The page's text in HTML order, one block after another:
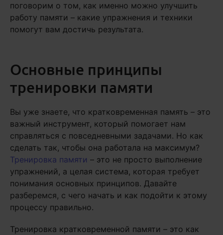
поговорим о том, как именно можно улучшить
работу памяти – какие упражнения и техники
помогут вам достичь результата.
Основные принципы
тренировки памяти
Вы уже знаете, что кратковременная память – это
важный инструмент, который помогает нам
справляться с повседневными задачами. Но как
сделать так, чтобы она работала на максимум?
Тренировка памяти – это не просто выполнение
упражнений, а целая система, которая требует
понимания основных принципов. Давайте
разберемся, с чего начать и как подойти к этому
процессу правильно.
Тренировка кратковременной памяти – это как